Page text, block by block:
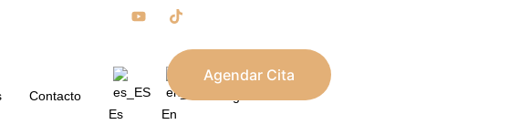
Contacto
Es
En
Agendar Cita